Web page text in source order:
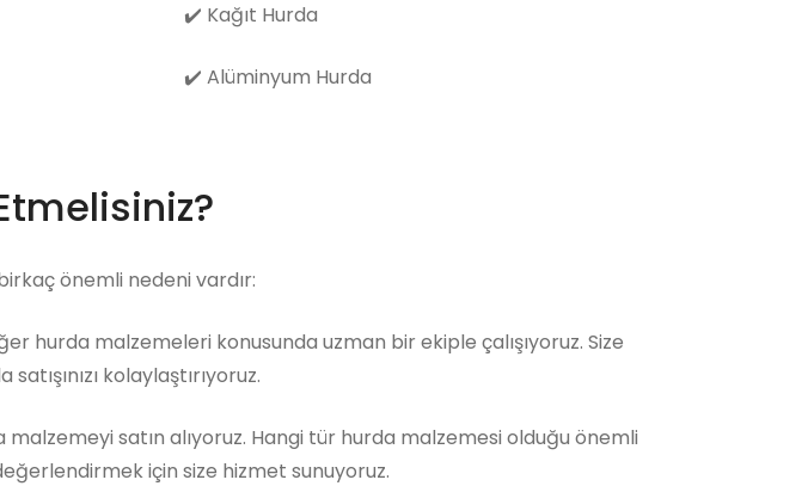
✔️ Kağıt Hurda
✔️ Alüminyum Hurda
önemli nedeni vardır:
hurda malzemeleri konusunda uzman bir ekiple çalışıyoruz. Size
kolaylaştırıyoruz.
malzemeyi satın alıyoruz. Hangi tür hurda malzemesi olduğu önemli
için size hizmet sunuyoruz.